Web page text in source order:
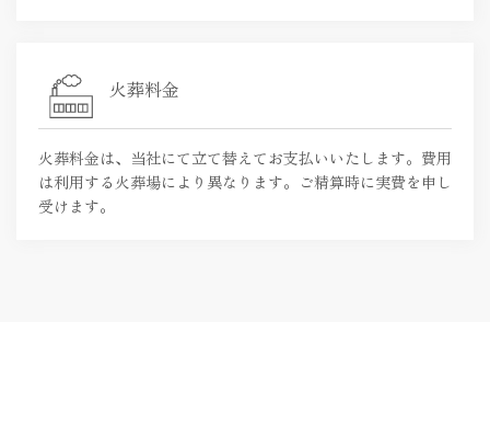
火葬料金
火葬料金は、当社にて立て替えてお支払いいたします。費用
は利用する火葬場により異なります。ご精算時に実費を申し
受けます。